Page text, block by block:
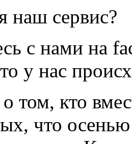
наш сервис?
с нами на
у нас
том, кто
что